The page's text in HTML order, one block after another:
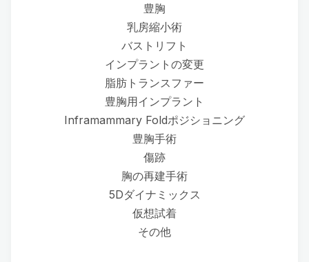
豊胸
乳房縮小術
バストリフト
インプラントの変更
脂肪トランスファー
豊胸用インプラント
Inframammary Foldポジショニング
豊胸手術
傷跡
胸の再建手術
5Dダイナミックス
仮想試着
その他